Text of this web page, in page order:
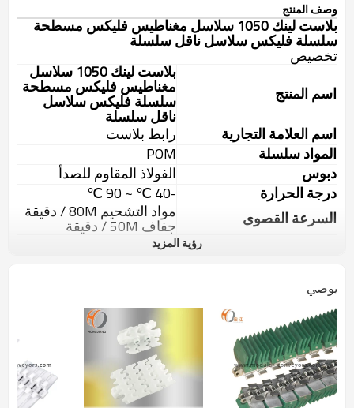
وصف المنتج
بلاست لينك 1050 سلاسل مغناطيس فليكس مسطحة
سلسلة فليكس سلاسل ناقل سلسلة
تخصيص
اسم المنتج
بلاست لينك 1050 سلاسل
مغناطيس فليكس مسطحة
سلسلة فليكس سلاسل
ناقل سلسلة
اسم العلامة التجارية
رابط بلاست
المواد سلسلة
POM
دبوس
الفولاذ المقاوم للصدأ
درجة الحرارة
-40 ℃ ~ 90 ℃
السرعة القصوى
مواد التشحيم 80M / دقيقة
جفاف 50M / دقيقة
3.30inch
الوضعية
نوع الأعمال
الصانع
صور المنتج
رؤية المزيد
يوصي